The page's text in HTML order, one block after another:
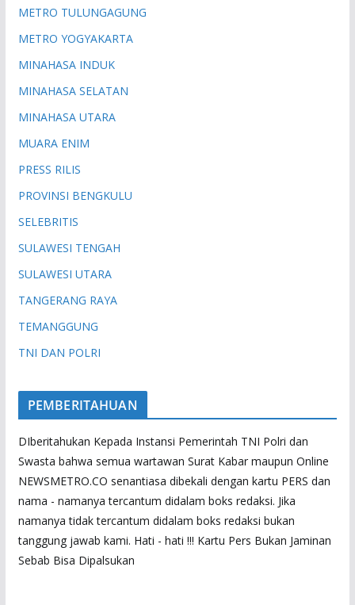
METRO TULUNGAGUNG
METRO YOGYAKARTA
MINAHASA INDUK
MINAHASA SELATAN
MINAHASA UTARA
MUARA ENIM
PRESS RILIS
PROVINSI BENGKULU
SELEBRITIS
SULAWESI TENGAH
SULAWESI UTARA
TANGERANG RAYA
TEMANGGUNG
TNI DAN POLRI
PEMBERITAHUAN
DIberitahukan Kepada Instansi Pemerintah TNI Polri dan
Swasta bahwa semua wartawan Surat Kabar maupun Online
NEWSMETRO.CO senantiasa dibekali dengan kartu PERS dan
nama - namanya tercantum didalam boks redaksi. Jika
namanya tidak tercantum didalam boks redaksi bukan
tanggung jawab kami. Hati - hati !!! Kartu Pers Bukan Jaminan
Sebab Bisa Dipalsukan